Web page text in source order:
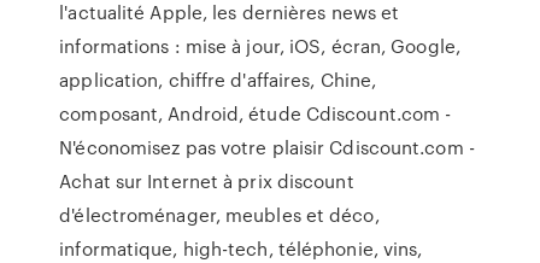
l'actualité Apple, les dernières news et
informations : mise à jour, iOS, écran, Google,
application, chiffre d'affaires, Chine,
composant, Android, étude Cdiscount.com -
N'économisez pas votre plaisir Cdiscount.com -
Achat sur Internet à prix discount
d'électroménager, meubles et déco,
informatique, high-tech, téléphonie, vins,